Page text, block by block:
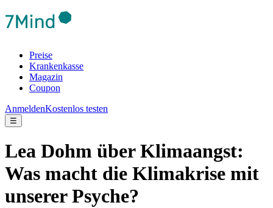
Preise
Krankenkasse
Magazin
Coupon
AnmeldenKostenlos testen
☰
Lea Dohm über Klimaangst:
Was macht die Klimakrise mit
unserer Psyche?